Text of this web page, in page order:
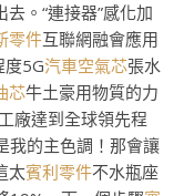
。“連接器”感化加
零件互聯網融會應用
5G汽車空氣芯張水
芯牛土豪用物質的力
廠達到全球領先程
我的主色調！那會讓
太賓利零件不水瓶座